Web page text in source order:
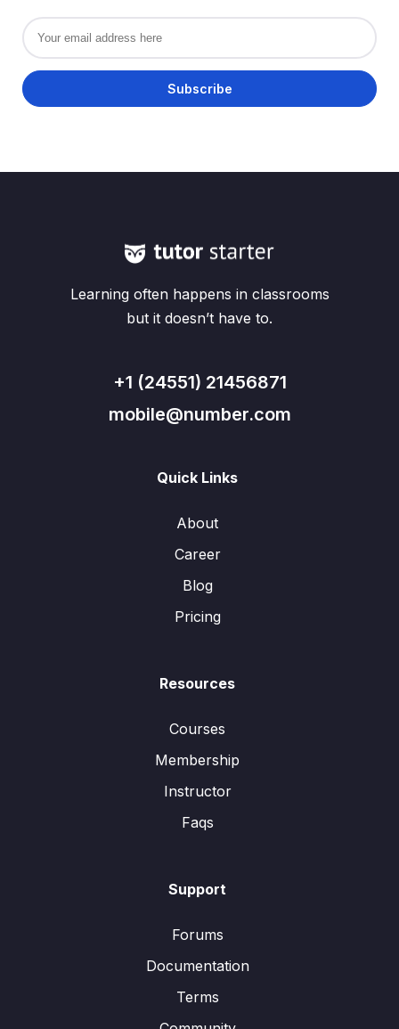
Learning often happens in classrooms
but it doesn’t have to.
+1 (24551) 21456871
mobile@number.com
Quick Links
About
Career
Blog
Pricing
Resources
Courses
Membership
Instructor
Faqs
Support
Forums
Documentation
Terms